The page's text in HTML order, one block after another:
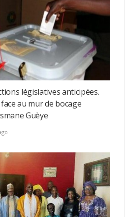
législatives anticipées.
au mur de bocage
Guèye